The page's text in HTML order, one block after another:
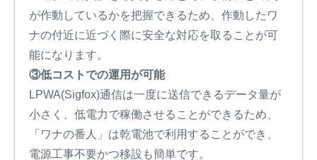
が作動しているかを把握できるため、作動したワ
ナの付近に近づく際に安全な対応を取ることが可
能になります。
③低コストでの運用が可能
LPWA(Sigfox)通信は一度に送信できるデータ量が
小さく、低電力で稼働させることができるため、
「ワナの番人」は乾電池で利用することができ、
電源工事不要かつ移設も簡単です。